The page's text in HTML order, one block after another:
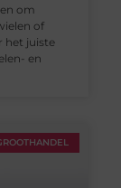
om
of
het juiste
en